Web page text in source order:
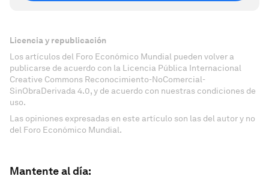
Licencia y republicación
Los artículos del Foro Económico Mundial pueden volver a
publicarse de acuerdo con la Licencia Pública Internacional
Creative Commons Reconocimiento-NoComercial-
SinObraDerivada 4.0, y de acuerdo con nuestras condiciones de
uso.
Las opiniones expresadas en este artículo son las del autor y no
del Foro Económico Mundial.
Mantente al día: